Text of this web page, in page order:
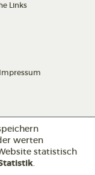
Links
Impressum
werten
statistisch
.